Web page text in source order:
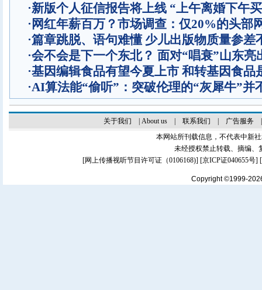
·新版个人征信报告将上线 “上午离婚下午
· 网红年薪百万？市场调查：仅20%的头部
·篇章跳脱、语句难懂 少儿出版物质量参差
·会不会是下一个东北？ 面对“唱衰”山东亮
·基因编辑食品有望今夏上市 和转基因食品
·AI算法能“偷听”：突破伦理的“灰犀牛”并
关于我们 About us| 联系我们 广告服务
本网站所刊载信息，不代表中新
未经授权禁止转载、摘编、
[网上传播视听节目许可证（0106168)] [京ICP证040655号]
Copyright ©1999-